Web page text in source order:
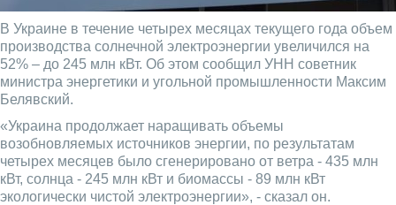
В Украине в течение четырех месяцах текущего года объем
производства солнечной электроэнергии увеличился на
52% – до 245 млн кВт. Об этом сообщил УНН советник
министра энергетики и угольной промышленности Максим
Белявский.
«Украина продолжает наращивать объемы
возобновляемых источников энергии, по результатам
четырех месяцев было сгенерировано от ветра - 435 млн
кВт, солнца - 245 млн кВт и биомассы - 89 млн кВт
экологически чистой электроэнергии», - сказал он.